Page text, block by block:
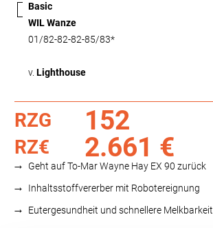
Basic
WIL Wanze
01/82-82-82-85/83*
v. Lighthouse
RZG 152
RZ€ 2.661 €
Geht auf To-Mar Wayne Hay EX 90 zurück
Inhaltsstoffvererber mit Robotereignung
Eutergesundheit und schnellere Melkbarkeit